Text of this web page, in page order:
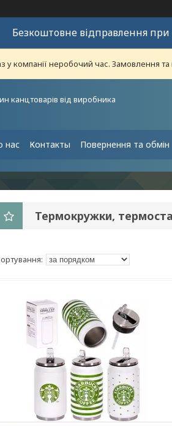
Безкоштовне відправлення при
у компанії неробочий час. Замовлення
канцтоварів від виробника
нас Контакты Повернення та обмін
Термокружки,